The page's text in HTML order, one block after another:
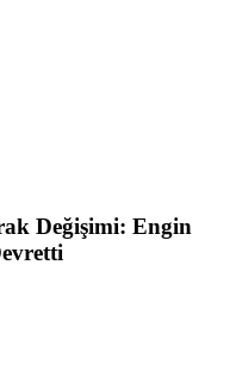
Değişimi: Engin